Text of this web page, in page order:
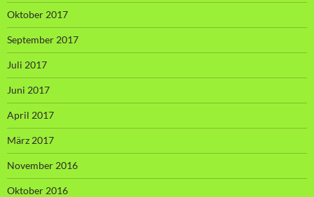
Oktober 2017
September 2017
Juli 2017
Juni 2017
April 2017
März 2017
November 2016
Oktober 2016